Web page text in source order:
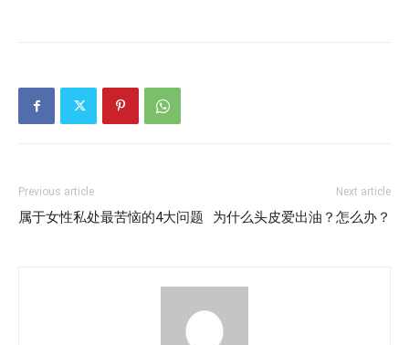
Previous article
属于女性私处最苦恼的4大问题
Next article
为什么头皮爱出油？怎么办？